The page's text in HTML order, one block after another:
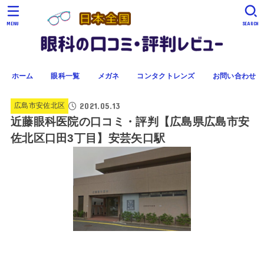
ホーム 眼科一覧 メガネ コンタクトレンズ お問い合わせ
SEARCH
MENU
広島市安佐北区 2021.05.13
近藤眼科医院の口コミ・評判【広島県広島市安
佐北区口田3丁目】安芸矢口駅